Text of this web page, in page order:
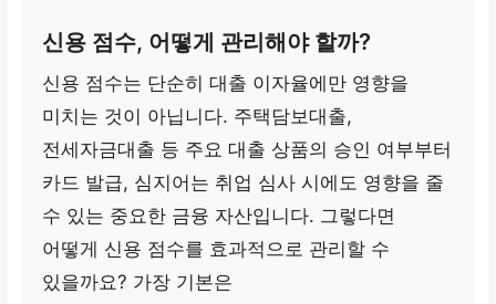
신용 점수, 어떻게 관리해야 할까?
신용 점수는 단순히 대출 이자율에만 영향을
미치는 것이 아닙니다. 주택담보대출,
전세자금대출 등 주요 대출 상품의 승인 여부부터
카드 발급, 심지어는 취업 심사 시에도 영향을 줄
수 있는 중요한 금융 자산입니다. 그렇다면
어떻게 신용 점수를 효과적으로 관리할 수
있을까요? 가장 기본은